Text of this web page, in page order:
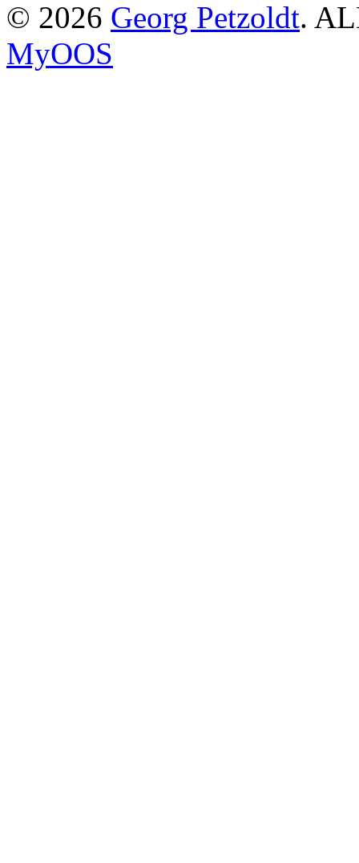
© 2026 Georg Petzoldt.
MyOOS